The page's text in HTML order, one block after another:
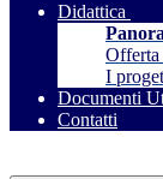
Didattica
Offerta
I
Documenti
Contatti